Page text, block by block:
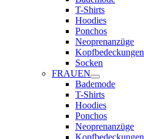
T-Shirts
Hoodies
Ponchos
Neoprenanzüge
Kopfbedeckungen
Socken
FRAUEN
Bademode
T-Shirts
Hoodies
Ponchos
Neoprenanzüge
Kopfbedeckungen